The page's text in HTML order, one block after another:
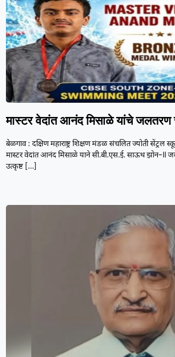
मास्टर वेदांत आनंद मिसाळे यांचे जलतरण
बेळगाव : दक्षिण महाराष्ट्र शिक्षण मंडळ संचलित ज्योती सेंट्रल
मास्टर वेदांत आनंद मिसाळे याने सी.बी.एस.ई. साऊथ झोन–II
उत्कृष्ट […]